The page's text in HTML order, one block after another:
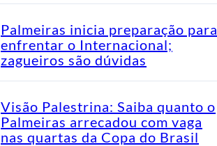
Palmeiras inicia preparação para
enfrentar o Internacional;
zagueiros são dúvidas
Visão Palestrina: Saiba quanto o
Palmeiras arrecadou com vaga
nas quartas da Copa do Brasil